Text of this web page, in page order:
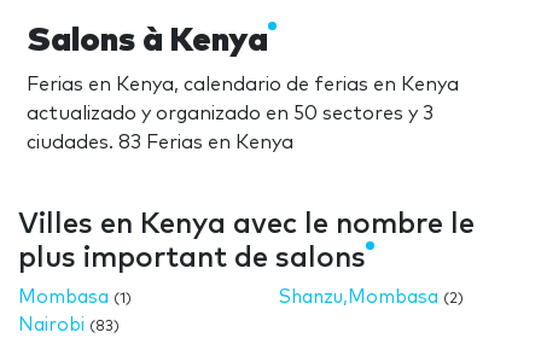
Salons à Kenya
Ferias en Kenya, calendario de ferias en Kenya
actualizado y organizado en 50 sectores y 3
ciudades. 83 Ferias en Kenya
Villes en Kenya avec le nombre le
plus important de salons
Mombasa (1)
Nairobi (83)
Shanzu,Mombasa (2)